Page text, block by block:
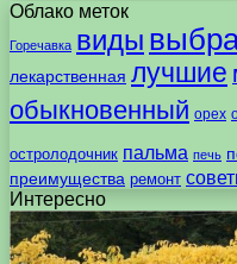
Облако меток
Горечавка виды
лекарственная лучшие
обыкновенный орех
остролодочник пальма печь
преимущества ремонт
Интересно